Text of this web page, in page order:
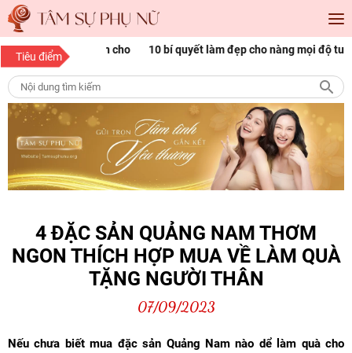
Tiêu điểm
Sài Gòn cho
10 bí quyết làm đẹp cho nàng mọi độ tuổi
4 ĐẶC SẢN QUẢNG NAM THƠM
NGON THÍCH HỢP MUA VỀ LÀM QUÀ
TẶNG NGƯỜI THÂN
07/09/2023
Nếu chưa biết mua đặc sản Quảng Nam nào dể làm quà cho